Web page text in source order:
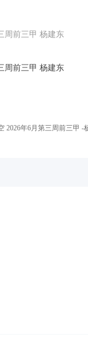
周前三甲 杨建东
2026年6月第三周前三甲 -
周前三甲 杨建东